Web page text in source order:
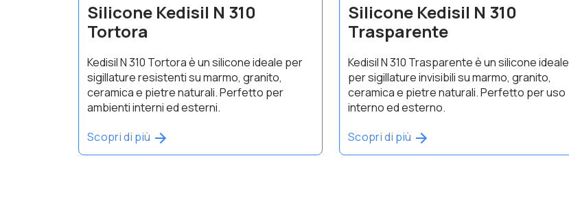
Silicone Kedisil N 310
Tortora
Kedisil N 310 Tortora è un silicone ideale per
sigillature resistenti su marmo, granito,
ceramica e pietre naturali. Perfetto per
ambienti interni ed esterni.
Scopri di più
Silicone Kedisil N 310
Trasparente
Kedisil N 310 Trasparente è un silicone ideale
per sigillature invisibili su marmo, granito,
ceramica e pietre naturali. Perfetto per uso
interno ed esterno.
Scopri di più